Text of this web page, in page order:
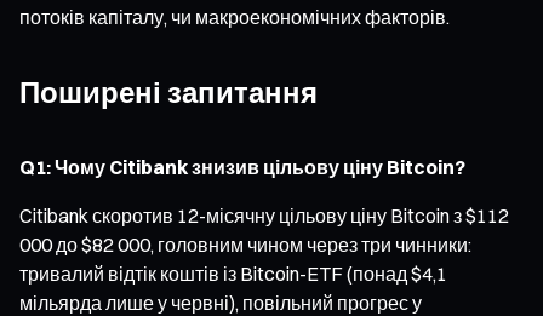
потоків капіталу, чи макроекономічних факторів.
Поширені запитання
Q1: Чому Citibank знизив цільову ціну Bitcoin?
Citibank скоротив 12-місячну цільову ціну Bitcoin з $112
000 до $82 000, головним чином через три чинники:
тривалий відтік коштів із Bitcoin-ETF (понад $4,1
мільярда лише у червні), повільний прогрес у